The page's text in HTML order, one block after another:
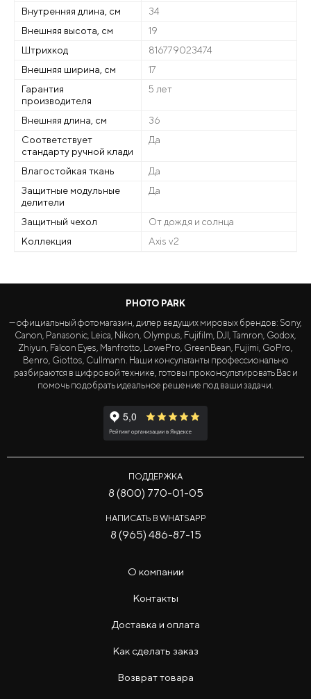
Внутренняя длина, см
34
Внешняя высота, см
19
Штрихкод
816779023474
Внешняя ширина, см
17
Гарантия
производителя
5 лет
Внешняя длина, см
36
Соответствует
стандарту ручной клади
Да
Влагостойкая ткань
Да
Защитные модульные
делители
Да
Защитный чехол
От дождя и солнца
Коллекция
Axis v2
PHOTO PARK
— официальный фотомагазин, дилер ведущих мировых брендов: Sony,
Canon, Panasonic, Leica, Nikon, Olympus, Fujifilm, DJI, Tamron, Godox,
Zhiyun, Falcon Eyes, Manfrotto, LowePro, GreenBean, Fujimi, GoPro,
Benro, Giottos, Cullmann. Наши консультанты профессионально
разбираются в цифровой технике, готовы проконсультировать Вас и
помочь подобрать идеальное решение под ваши задачи.
ПОДДЕРЖКА
8 (800) 770-01-05
НАПИСАТЬ В WHATSAPP
8 (965) 486-87-15
О компании
Контакты
Доставка и оплата
Как сделать заказ
Возврат товара